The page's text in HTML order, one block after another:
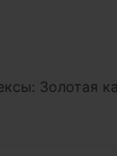
Золотая